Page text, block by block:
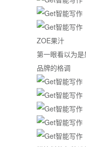
ZOE果汁
第一眼看以为
品牌的格调